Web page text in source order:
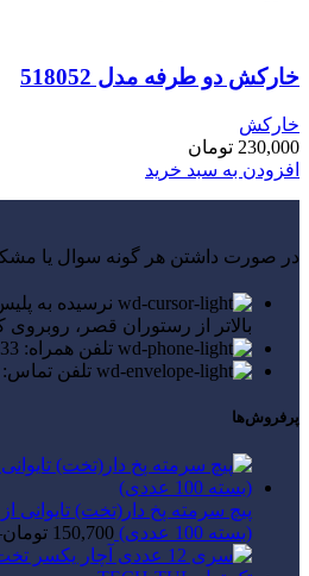
خارکش دو طرفه مدل 518052
خارکش
230,000 تومان
افزودن به سبد خرید
در صورت داشتن هر گونه سوال یا
بالاتر از رستوران قصر،
تلفن همراه: 09027186633
تلفن تماس: 09027186633
پرفروش‌ها
(بسته 100 عددی)
150,700 تومان